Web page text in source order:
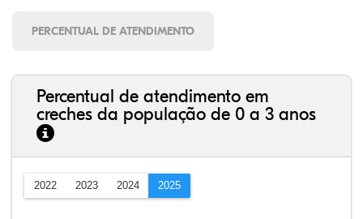
PERCENTUAL DE ATENDIMENTO
Percentual de atendimento em
creches da população de 0 a 3 anos
2022 2023 2024 2025